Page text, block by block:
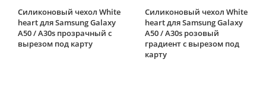
Силиконовый чехол White
heart для Samsung Galaxy
A50 / A30s прозрачный с
вырезом под карту
Силиконовый чехол White
heart для Samsung Galaxy
A50 / A30s розовый
градиент c вырезом под
карту